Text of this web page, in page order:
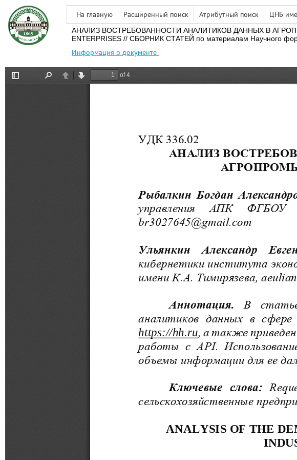
На главную Расширенный поиск Атрибутный поиск ЦНБ
АНАЛИЗ ВОСТРЕБОВАННОСТИ АНАЛИТИКОВ ДАННЫХ В
ENTERPRISES // СБОРНИК СТАТЕЙ по материалам Научного
Информация о документе